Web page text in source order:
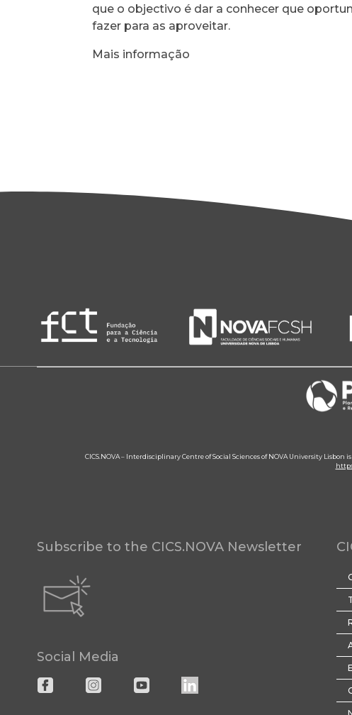
que o objectivo é dar a conhecer que
fazer para as aproveitar.
Mais informação
CICS.NOVA – Interdisciplinary Centre of Social Sciences of NOVA University
Subscribe to the CICS.NOVA Newsletter
Social Media